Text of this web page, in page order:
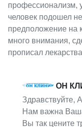
профессионализм,
человек подошел
предположение на
много внимания,
прописал
ОН
Здравствуйте,
Нам важна
Вы так цените